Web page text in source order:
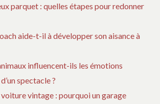
parquet : quelles étapes pour redonner
aide-t-il à développer son aisance à
influencent-ils les émotions
spectacle ?
vintage : pourquoi un garage